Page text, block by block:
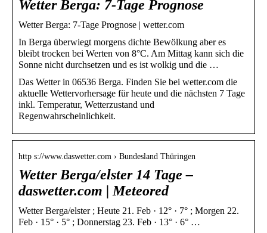
Wetter Berga: 7-Tage Prognose
Wetter Berga: 7-Tage Prognose | wetter.com
In Berga überwiegt morgens dichte Bewölkung aber es
bleibt trocken bei Werten von 8°C. Am Mittag kann sich die
Sonne nicht durchsetzen und es ist wolkig und die …
Das Wetter in 06536 Berga. Finden Sie bei wetter.com die
aktuelle Wettervorhersage für heute und die nächsten 7 Tage
inkl. Temperatur, Wetterzustand und
Regenwahrscheinlichkeit.
http s://www.daswetter.com › Bundesland Thüringen
Wetter Berga/elster 14 Tage –
daswetter.com | Meteored
Wetter Berga/elster ; Heute 21. Feb · 12° · 7° ; Morgen 22.
Feb · 15° · 5° ; Donnerstag 23. Feb · 13° · 6° …